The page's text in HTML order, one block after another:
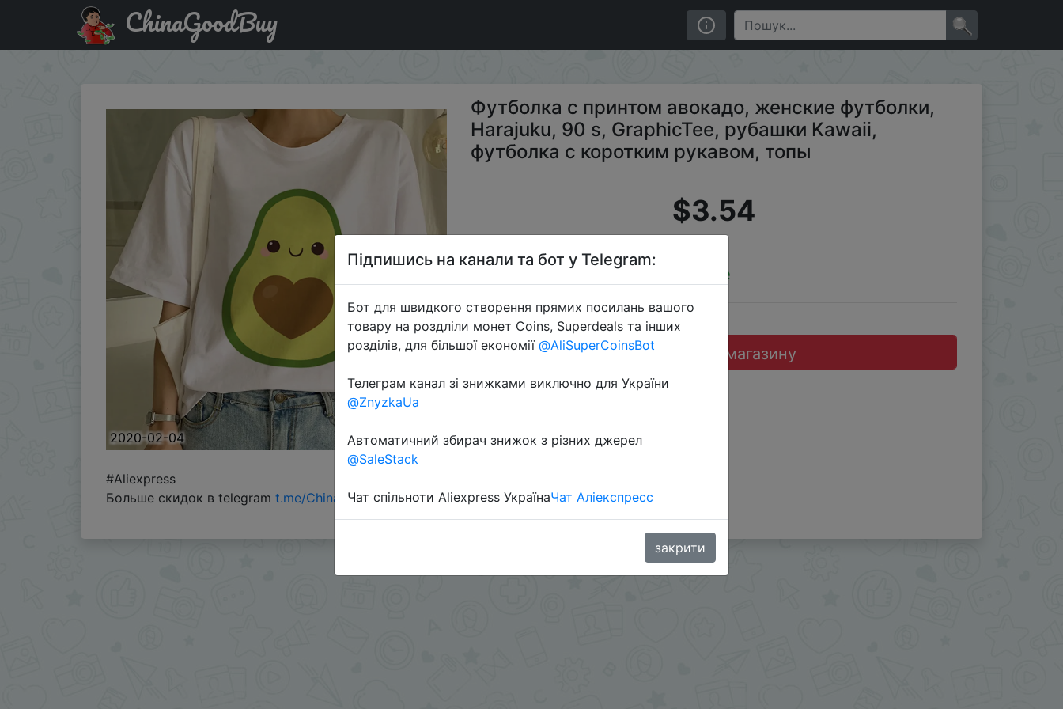
Акція на Футболка с принтом авокадо, женские футболки, Harajuku, 90 s, GraphicTee, рубашки Kawaii, футболка с коротким рукавом, топы
ChinaGoodBuy
2020-02-04
Футболка с принтом авокадо, женские футболки,
Harajuku, 90 s, GraphicTee, рубашки Kawaii,
футболка с коротким рукавом, топы
$3.54
Sale
Перейти до магазину
#Aliexpress
Больше скидок в telegram t.me/ChinaGoodBuy
Підпишись на канали та бот у Telegram:
Бот для швидкого створення прямих посилань вашого
товару на роздліли монет Coins, Superdeals та інших
розділів, для більшої економії @AliSuperCoinsBot
Телеграм канал зі знижками виключно для України
@ZnyzkaUa
Автоматичний збирач знижок з різних джерел
@SaleStack
Чат спільноти Aliexpress УкраїнаЧат Аліекспресс
закрити